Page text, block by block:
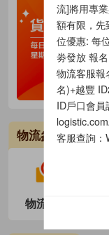
物流參考
物流追蹤
流]將用專
額有限，先
位優惠: 每
劵發放 報
物流客服報
名)+越豐
ID戶口會員
客服查詢